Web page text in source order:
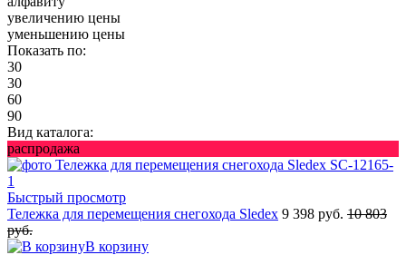
увеличению цены
уменьшению цены
Показать по:
30
30
60
90
Вид каталога:
распродажа
Быстрый просмотр
Тележка для перемещения снегохода Sledex 9 398 руб. 10 803
руб.
В корзину